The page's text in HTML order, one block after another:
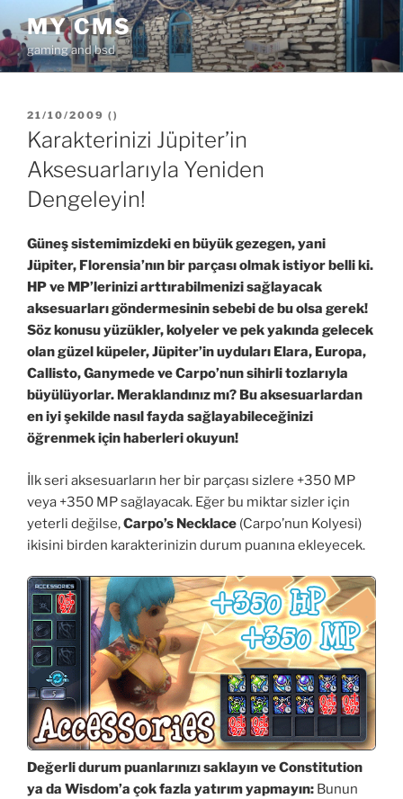
geç MY CMS
gaming and bsd
YAYIM
TARIHI
21/10/2009 ( )
Karakterinizi Jüpiter’in
Aksesuarlarıyla Yeniden
Dengeleyin!
Güneş sistemimizdeki en büyük gezegen, yani
Jüpiter, Florensia’nın bir parçası olmak istiyor belli ki.
HP ve MP’lerinizi arttırabilmenizi sağlayacak
aksesuarları göndermesinin sebebi de bu olsa gerek!
Söz konusu yüzükler, kolyeler ve pek yakında gelecek
olan güzel küpeler, Jüpiter’in uyduları Elara, Europa,
Callisto, Ganymede ve Carpo’nun sihirli tozlarıyla
büyülüyorlar. Meraklandınız mı? Bu aksesuarlardan
en iyi şekilde nasıl fayda sağlayabileceğinizi
öğrenmek için haberleri okuyun!
İlk seri aksesuarların her bir parçası sizlere +350 MP
veya +350 MP sağlayacak. Eğer bu miktar sizler için
yeterli değilse,Carpo’s Necklace (Carpo’nun Kolyesi)
ikisini birden karakterinizin durum puanına ekleyecek.
Değerli durum puanlarınızı saklayın ve Constitution
ya da Wisdom’a çok fazla yatırım yapmayın: Bunun